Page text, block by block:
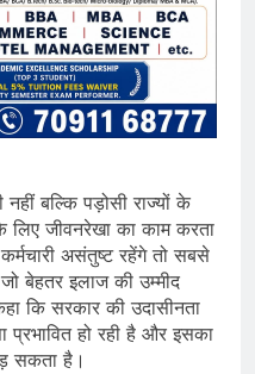
नहीं बल्कि पड़ोसी राज्यों के
लिए जीवनरेखा का काम करता
असंतुष्ट रहेंगे तो सबसे
बेहतर इलाज की उम्मीद
कि सरकार की उदासीनता
हो रही है और इसका
सकता है।